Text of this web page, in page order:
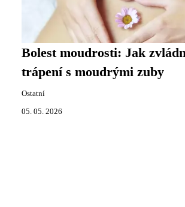
Bolest moudrosti: Jak
trápení s moudrými zuby
Ostatní
05. 05. 2026